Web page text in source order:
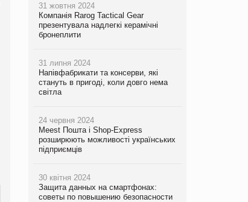
31 жовтня 2024
Компанія Rarog Tactical Gear
презентувала надлегкі керамічні
бронеплити
31 липня 2024
Напівфабрикати та консерви, які
стануть в пригоді, коли довго нема
світла
24 червня 2024
Meest Пошта і Shop-Express
розширюють можливості українських
підприємців
30 квітня 2024
Защита данных на смартфонах:
советы по повышению безопасности